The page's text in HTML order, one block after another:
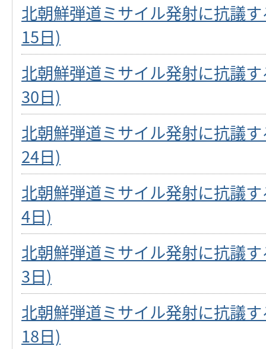
北朝鮮弾道ミサイル発射に抗議
15日)
北朝鮮弾道ミサイル発射に抗議
30日)
北朝鮮弾道ミサイル発射に抗議
24日)
北朝鮮弾道ミサイル発射に抗議
4日)
北朝鮮弾道ミサイル発射に抗議
3日)
北朝鮮弾道ミサイル発射に抗議
18日)